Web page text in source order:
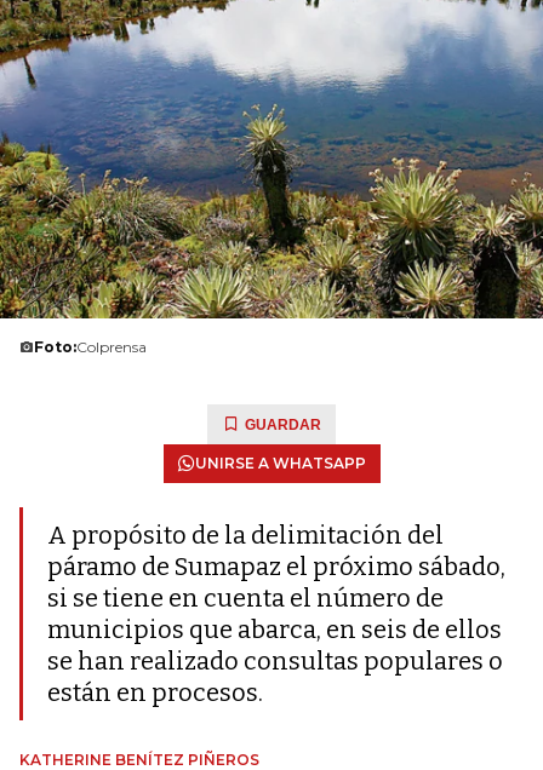
Foto:Colprensa
GUARDAR
UNIRSE A WHATSAPP
A propósito de la delimitación del
páramo de Sumapaz el próximo sábado,
si se tiene en cuenta el número de
municipios que abarca, en seis de ellos
se han realizado consultas populares o
están en procesos.
KATHERINE BENÍTEZ PIÑEROS